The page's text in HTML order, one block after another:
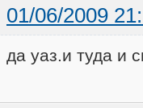
01/06/2009
да уаз.и туда и